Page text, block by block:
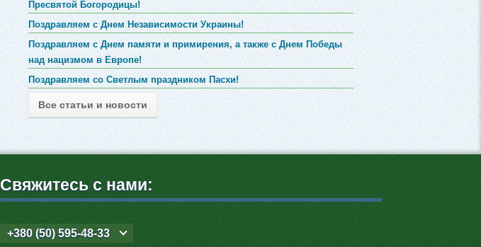
Пресвятой Богородицы!
Поздравляем с Днем Независимости Украины!
Поздравляем с Днем памяти и примирения, а также с Днем Победы
над нацизмом в Европе!
Поздравляем со Светлым праздником Пасхи!
Все статьи и новости
Свяжитесь с нами:
+380 (50) 595-48-33